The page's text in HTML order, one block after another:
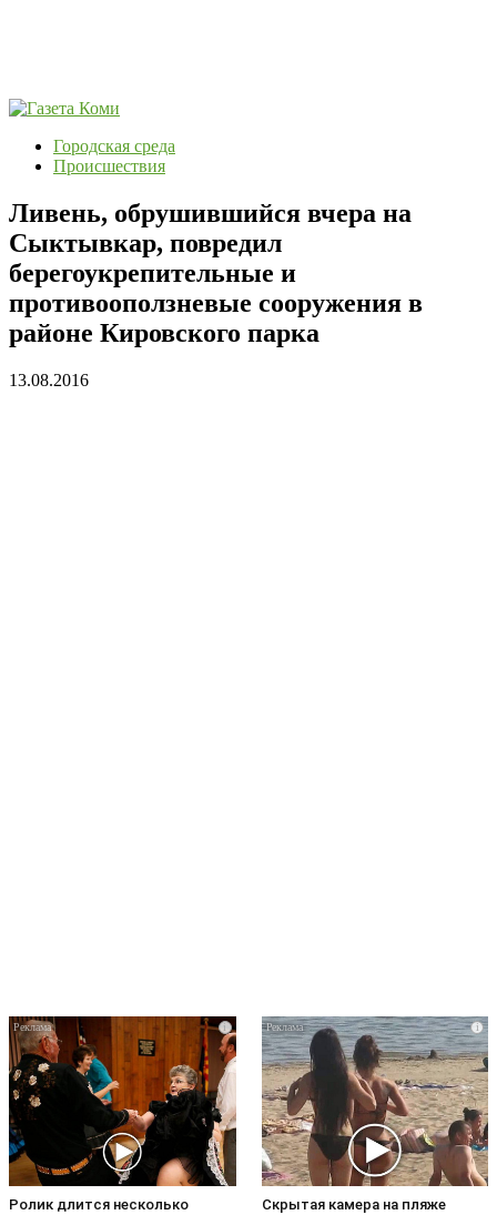
Городская среда
Происшествия
Ливень, обрушившийся вчера на
Сыктывкар, повредил
берегоукрепительные и
противооползневые сооружения в
районе Кировского парка
13.08.2016
i
Ролик длится несколько
i
Скрытая камера на пляже